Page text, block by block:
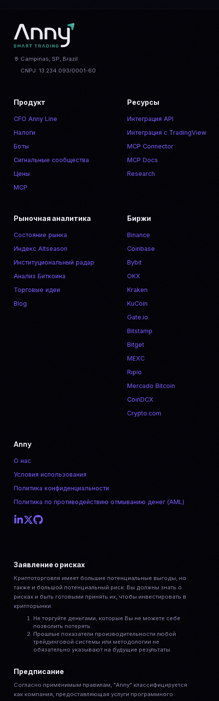
Campinas, SP, Brazil
CNPJ: 13.234.093/0001-60
Продукт
CFO Anny Line
Налоги
Боты
Сигнальные сообщества
Цены
MCP
Ресурсы
Интеграция API
Интеграция с TradingView
MCP Connector
MCP Docs
Research
Рыночная аналитика
Состояние рынка
Индекс Altseason
Институциональный радар
Анализ Биткоина
Торговые идеи
Blog
Биржи
Binance
Coinbase
Bybit
OKX
Kraken
KuCoin
Gate.io
Bitstamp
Bitget
MEXC
Ripio
Mercado Bitcoin
CoinDCX
Crypto.com
Anny
О нас
Условия использования
Политика конфиденциальности
Политика по противодействию отмыванию денег (AML)
Заявление о рисках
Криптоторговля имеет большие потенциальные выгоды, но
также и большой потенциальный риск. Вы должны знать о
рисках и быть готовыми принять их, чтобы инвестировать в
крипторынки.
Не торгуйте деньгами, которые Вы не можете себе
позволить потерять.
Прошлые показатели производительности любой
трейдинговой системы или методологии не
обязательно указывают на будущие результаты.
Предписание
Согласно применимым правилам, "Anny" классифицируется
как компания, предоставляющая услуги программного